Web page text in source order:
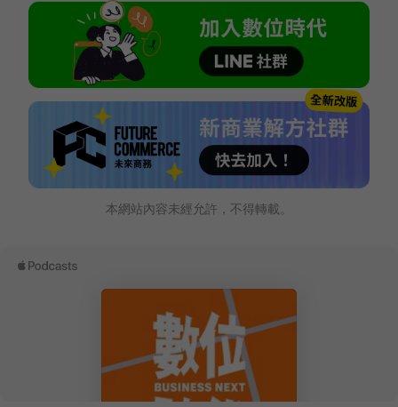
本網站內容未經允許，不得轉載。